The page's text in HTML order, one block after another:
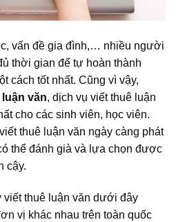
vấn đề gia đình,… nhiều người
thời gian để tự hoàn thành
cách tốt nhất. Cũng vì vậy,
văn, dịch vụ viết thuê luận
cho các sinh viên, học viên.
thuê luận văn ngày càng phát
thể đánh già và lựa chọn được
cậy.
viết thuê luận văn dưới đây
vị khác nhau trên toàn quốc